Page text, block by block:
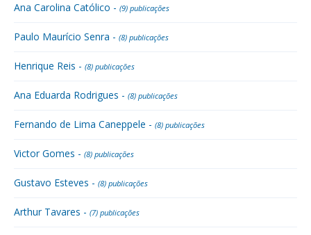
Ana Carolina Católico - (9) publicações
Paulo Maurício Senra - (8) publicações
Henrique Reis - (8) publicações
Ana Eduarda Rodrigues - (8) publicações
Fernando de Lima Caneppele - (8) publicações
Victor Gomes - (8) publicações
Gustavo Esteves - (8) publicações
Arthur Tavares - (7) publicações